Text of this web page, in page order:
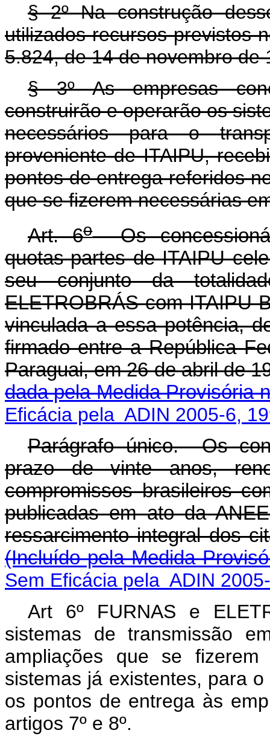
§ 2º Na construção
utilizados recursos previstos
5.824, de 14 de novembro de
§ 3º As empresas
construirão e operarão os
necessários para o
proveniente de ITAIPU,
pontos de entrega referidos
que se fizerem necessárias
Art. 6oOs
quotas-partes de ITAIPU
seu conjunto da
ELETROBRÁS com ITAIPU
vinculada a essa potência,
firmado entre a República
Paraguai, em 26 de
dada pela Medida Provisória
Eficácia pela ADIN 2005-6,
Parágrafo único. Os
prazo de vinte anos,
compromissos brasileiros
publicadas em ato da
ressarcimento
(Incluído pela Medida
Sem Eficácia pela ADIN
Art 6º FURNAS e
sistemas de transmissão
ampliações que se
sistemas já existentes, para
os pontos de entrega às
artigos 7º e 8º.